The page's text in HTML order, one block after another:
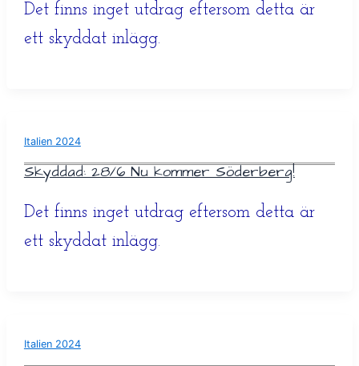
Det finns inget utdrag eftersom detta är
ett skyddat inlägg.
Italien 2024
Skyddad: 28/6 Nu kommer Söderberg!
Det finns inget utdrag eftersom detta är
ett skyddat inlägg.
Italien 2024